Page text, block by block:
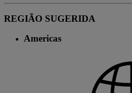
REGIÃO SUGERIDA
Americas